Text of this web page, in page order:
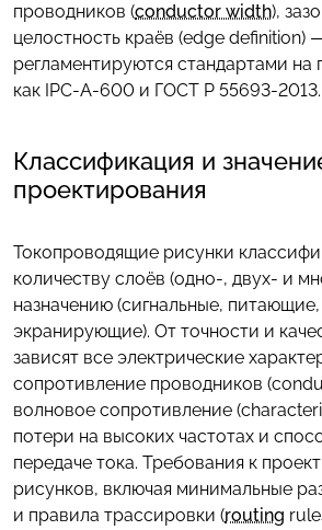
проводников (conductor width),
целостность краёв (edge definition)
регламентируются стандартами на
как IPC-A-600 и ГОСТ Р 55693-2013.
Классификация и
проектирования
Токопроводящие рисунки
количеству слоёв (одно-, двух- и
назначению (сигнальные,
экранирующие). От точности и
зависят все электрические
сопротивление проводников
волновое сопротивление
потери на высоких частотах и
передаче тока. Требования к
рисунков, включая минимальные
и правила трассировки (routing